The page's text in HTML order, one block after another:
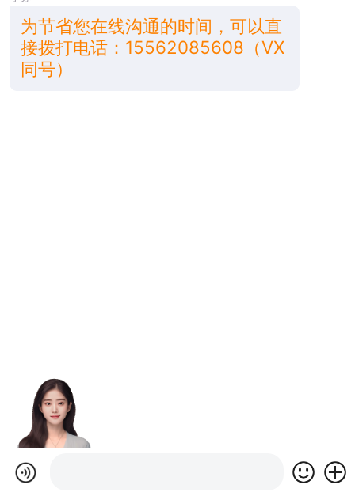
为节省您在线沟通的时间，可以直
接拨打电话：15562085608（VX
同号）